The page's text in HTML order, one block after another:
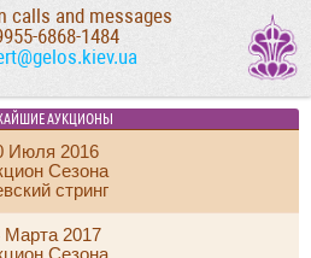
calls and messages
6868-1484
АУКЦИОНЫ
Июля 2016
Сезона
стринг
Марта 2017